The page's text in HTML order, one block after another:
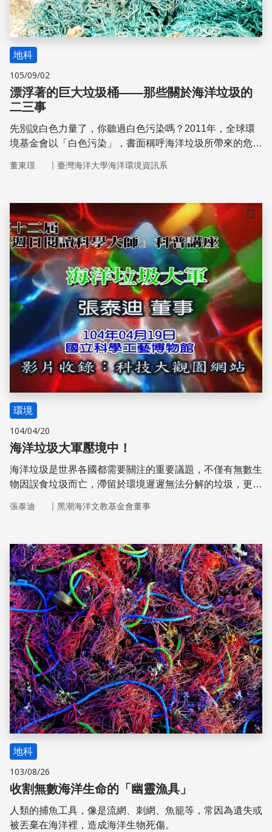
地科
105/09/02
漂浮著的巨大垃圾桶——那些關於海洋垃圾的
二三事
先別說白色力量了，你聽過白色污染嗎？2011年，全球環
境基金會以「白色污染」，書面稱呼海洋垃圾所帶來的危
關。這些海洋廢棄物，不僅對人類經濟活動有所影響，也是
乳類動物死於漁網纏繞或是誤食。海洋垃圾，儼然是迫在眉
睫的全球議題，各國也早已合作展開這場跨域的海廢解決
戰。
董東璟 ｜ 臺灣海洋大學海洋環境資訊系
儲存
環境
104/04/20
海洋垃圾大軍壓境中！
海洋垃圾是世界各國都需要關注的重要議題，不僅有無數生
物因誤食垃圾而亡，滯留於環境遲遲無法分解的垃圾，更是
貸，即使垃圾分類、減量是老生常談的環保行動，卻是我們
張泰迪 ｜ 黑潮海洋文教基金會董事
儲存
地科
103/08/26
收割無數海洋生命的「幽靈漁具」
人類的捕魚工具，像是流網、刺網、魚籠等，常因為遺失或
被丟棄在海洋裡，造成海洋生物死傷。